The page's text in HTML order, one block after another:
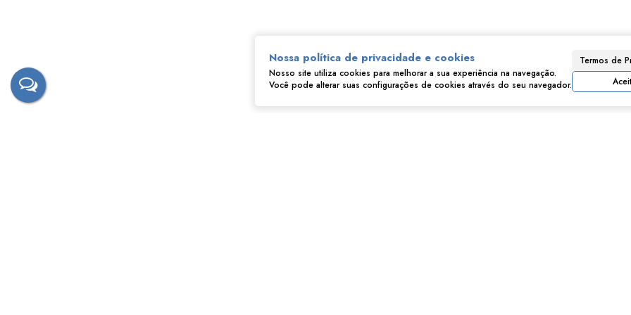
Nossa política de privacidade e cookies
Nosso site utiliza cookies para melhorar a sua experiência na navegação.
Você pode alterar suas configurações de cookies através do seu navegador.
Termos de
Consulte nossos Corretores